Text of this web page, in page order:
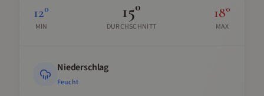
12°
MIN
15°
DURCHSCHNITT
18°
MAX
Niederschlag
Feucht